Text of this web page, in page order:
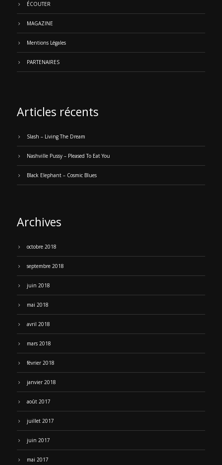
ÉCOUTER
MAGAZINE
Mentions Légales
PARTENAIRES
Articles récents
Slash – Living The Dream
Nashville Pussy – Pleased To Eat You
Black Elephant – Cosmic Blues
Archives
octobre 2018
septembre 2018
juin 2018
mai 2018
avril 2018
mars 2018
février 2018
janvier 2018
août 2017
juillet 2017
juin 2017
mai 2017